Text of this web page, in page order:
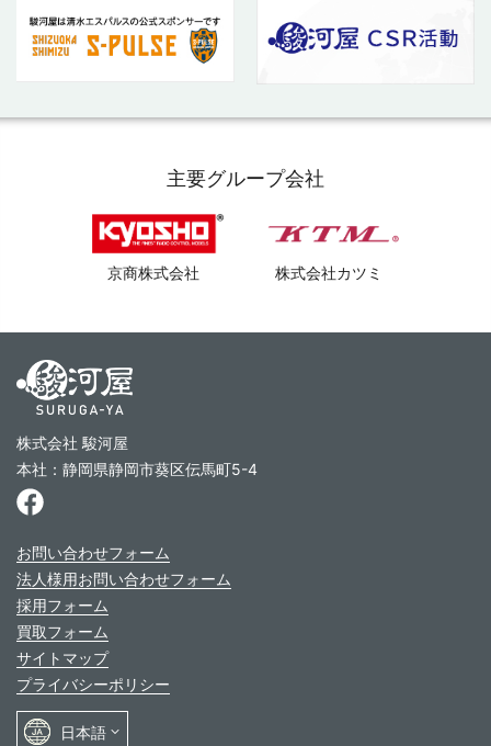
主要グループ会社
京商株式会社 株式会社カツミ
株式会社 駿河屋
本社：静岡県静岡市葵区伝馬町5-4
お問い合わせフォーム
法人様用お問い合わせフォーム
採用フォーム
買取フォーム
サイトマップ
プライバシーポリシー